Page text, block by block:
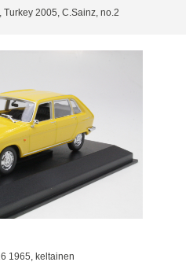
Turkey 2005, C.Sainz, no.2
1965, keltainen